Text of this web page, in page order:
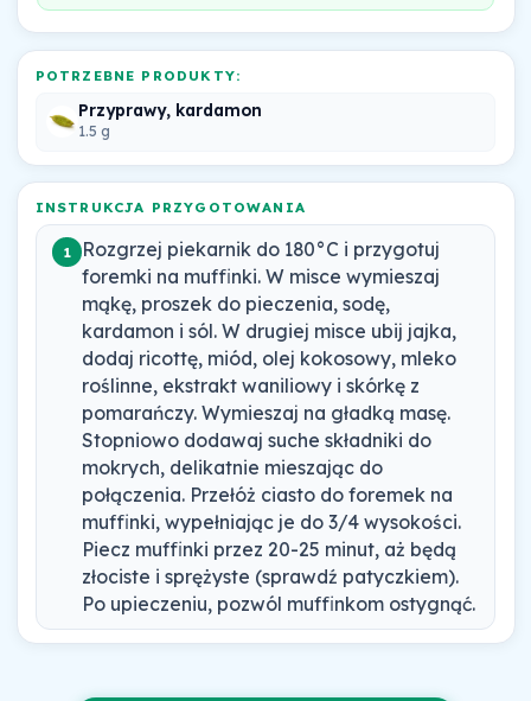
POTRZEBNE PRODUKTY:
Przyprawy, kardamon
1.5 g
INSTRUKCJA PRZYGOTOWANIA
1
Rozgrzej piekarnik do 180°C i przygotuj
foremki na muffinki. W misce wymieszaj
mąkę, proszek do pieczenia, sodę,
kardamon i sól. W drugiej misce ubij jajka,
dodaj ricottę, miód, olej kokosowy, mleko
roślinne, ekstrakt waniliowy i skórkę z
pomarańczy. Wymieszaj na gładką masę.
Stopniowo dodawaj suche składniki do
mokrych, delikatnie mieszając do
połączenia. Przełóż ciasto do foremek na
muffinki, wypełniając je do 3/4 wysokości.
Piecz muffinki przez 20-25 minut, aż będą
złociste i sprężyste (sprawdź patyczkiem).
Po upieczeniu, pozwól muffinkom ostygnąć.